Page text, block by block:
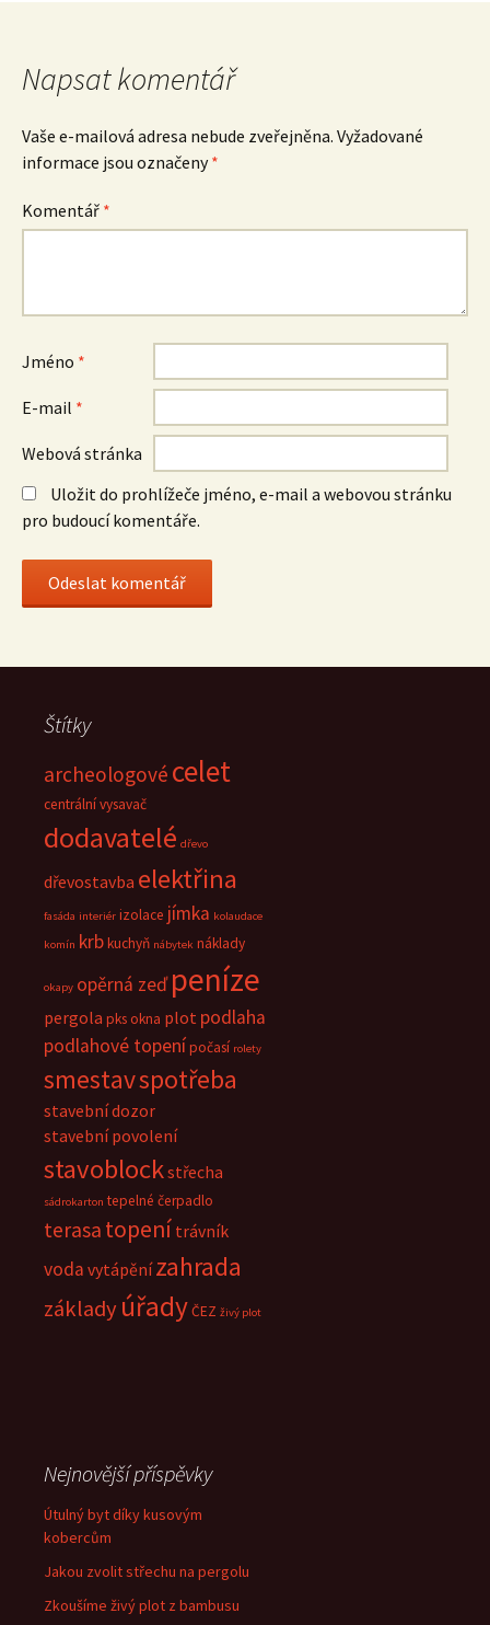
Napsat komentář
Vaše e-mailová adresa nebude zveřejněna. Vyžadované
informace jsou označeny*
Komentář *
Jméno *
E-mail *
Webová stránka
Uložit do prohlížeče jméno, e-mail a webovou stránku
pro budoucí komentáře.
Štítky
archeologové celet
centrální vysavač
dodavatelé dřevo
dřevostavba elektřina
fasáda interiér izolace jímka kolaudace
komín krbkuchyň nábytek náklady
okapy opěrná zeď peníze
pergola pks okna plot podlaha
podlahové topenípočasí rolety
smestavspotřeba
stavební dozor
stavební povolení
stavoblockstřecha
sádrokarton tepelné čerpadlo
terasa topení trávník
voda vytápění zahrada
základyúřadyČEZ živý plot
Nejnovější příspěvky
Útulný byt díky kusovým
kobercům
Jakou zvolit střechu na pergolu
Zkoušíme živý plot z bambusu